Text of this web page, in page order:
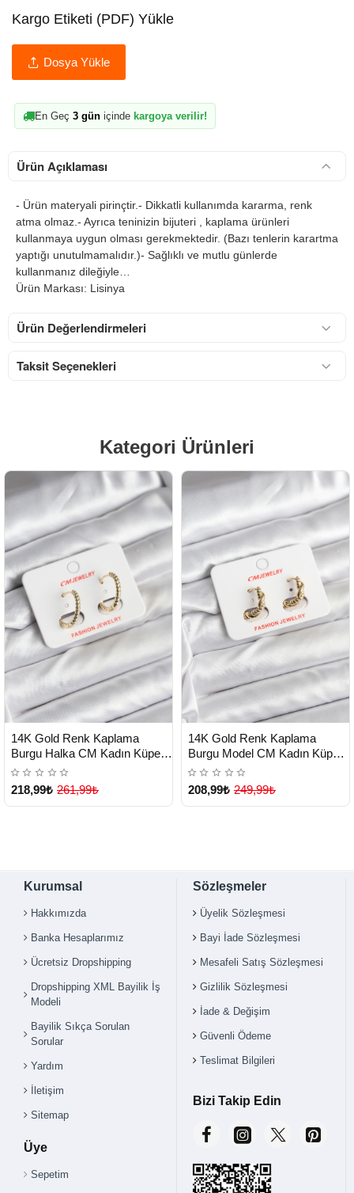
Kargo Etiketi (PDF) Yükle
Dosya Yükle
En Geç 3 gün içinde kargoya verilir!
Ürün Açıklaması
- Ürün materyali pirinçtir.- Dikkatli kullanımda kararma, renk
atma olmaz.- Ayrıca teninizin bijuteri , kaplama ürünleri
kullanmaya uygun olması gerekmektedir. (Bazı tenlerin karartma
yaptığı unutulmamalıdır.)- Sağlıklı ve mutlu günlerde
kullanmanız dileğiyle…
Ürün Markası: Lisinya
Ürün Değerlendirmeleri
Taksit Seçenekleri
Kategori Ürünleri
TESLİMAT
14K Gold Renk Kaplama
Burgu Halka CM Kadın Küpe -
Lisinya
218,99₺ 261,99₺
TESLİMAT
14K Gold Renk Kaplama
Burgu Model CM Kadın Küpe -
Lisinya
208,99₺ 249,99₺
Kurumsal
Hakkımızda
Banka Hesaplarımız
Ücretsiz Dropshipping
Dropshipping XML Bayilik İş
Modeli
Bayilik Sıkça Sorulan
Sorular
Yardım
İletişim
Sitemap
Üye
Sepetim
Sözleşmeler
Üyelik Sözleşmesi
Bayi İade Sözleşmesi
Mesafeli Satış Sözleşmesi
Gizlilik Sözleşmesi
İade & Değişim
Güvenli Ödeme
Teslimat Bilgileri
Bizi Takip Edin